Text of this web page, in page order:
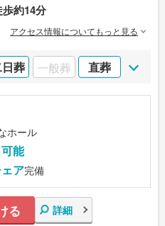
歩約14分
アクセス情報についてもっと見る
葬 一般葬 直葬
ホール
能
ア完備
る 詳細